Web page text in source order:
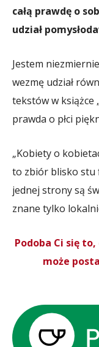
całą prawdę o
udział
Jestem
wezmę udział
tekstów w książce
prawda o płci
„Kobiety o
to zbiór blisko stu
jednej strony są
znane tylko
Podoba Ci się
może